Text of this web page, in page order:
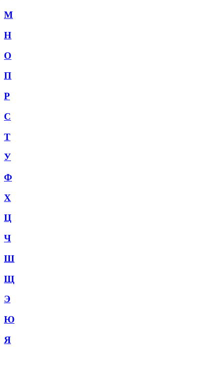
М
Н
О
П
Р
С
Т
У
Ф
Х
Ц
Ч
Ш
Щ
Э
Ю
Я